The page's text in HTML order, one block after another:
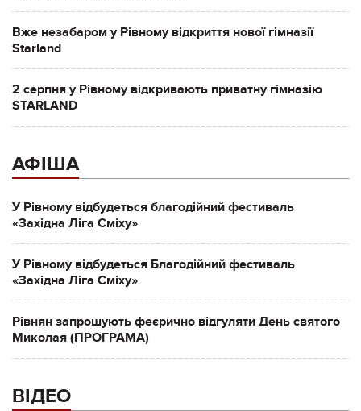
Вже незабаром у Рівному відкриття нової гімназії
Starland
2 серпня у Рівному відкривають приватну гімназію
STARLAND
АФІША
У Рівному відбудеться благодійний фестиваль
«Західна Ліга Сміху»
У Рівному відбудеться Благодійний фестиваль
«Західна Ліга Сміху»
Рівнян запрошують феєрично відгуляти День святого
Миколая (ПРОГРАМА)
ВІДЕО